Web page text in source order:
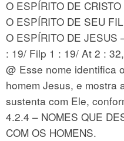
O ESPÍRITO DE
O ESPÍRITO DE SEU
O ESPÍRITO DE
: 19/ Filp 1 : 19/ At 2 :
@ Esse nome identifica
homem Jesus, e mostra
sustenta com Ele,
4.2.4 – NOMES QUE
COM OS HOMENS.